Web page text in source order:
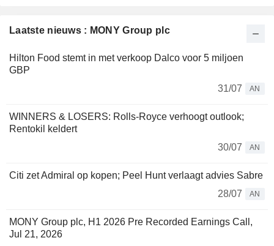
Laatste nieuws : MONY Group plc
Hilton Food stemt in met verkoop Dalco voor 5 miljoen
GBP
31/07
AN
WINNERS & LOSERS: Rolls-Royce verhoogt outlook;
Rentokil keldert
30/07
AN
Citi zet Admiral op kopen; Peel Hunt verlaagt advies Sabre
28/07
AN
MONY Group plc, H1 2026 Pre Recorded Earnings Call,
Jul 21, 2026